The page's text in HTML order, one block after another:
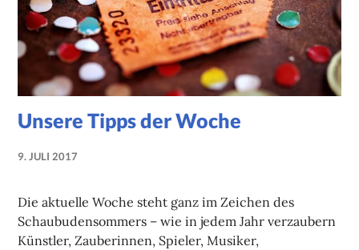
Unsere Tipps der Woche
9. JULI 2017
Die aktuelle Woche steht ganz im Zeichen des
Schaubudensommers – wie in jedem Jahr verzaubern
Künstler, Zauberinnen, Spieler, Musiker,